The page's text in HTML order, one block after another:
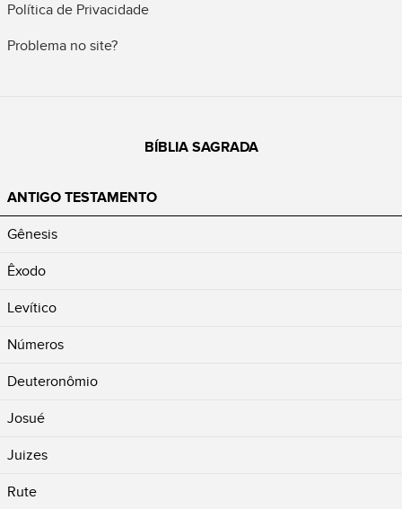
Política de Privacidade
Problema no site?
BÍBLIA SAGRADA
ANTIGO TESTAMENTO
Gênesis
Êxodo
Levítico
Números
Deuteronômio
Josué
Juizes
Rute